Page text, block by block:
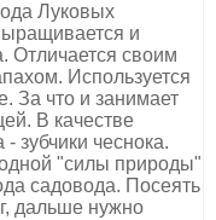
Луковых
и
Отличается своим
Используется
За что и занимает
В качестве
зубчики чеснока.
"силы природы"
садовода. Посеять
дальше нужно